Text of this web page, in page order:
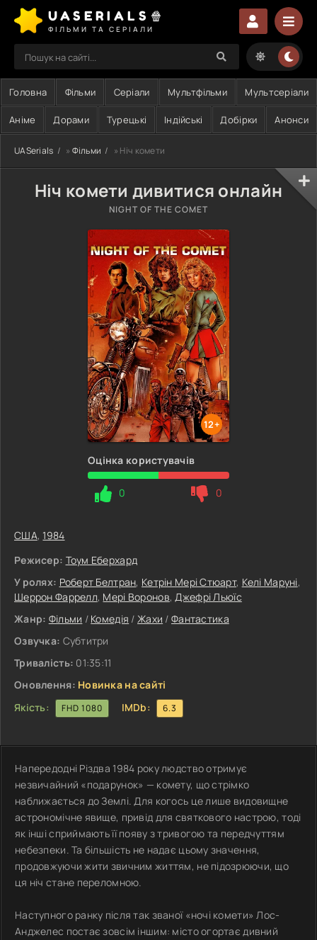
UASERIALS🍿
ФІЛЬМИ ТА СЕРІАЛИ
Головна Фільми Серіали Мультфільми Мультсеріали
Аніме Дорами Турецькі Індійські Добірки Анонси
UASerials » Фільми » Ніч комети
Ніч комети дивитися онлайн
NIGHT OF THE COMET
12+
Оцінка користувачів
0 0
США,1984
Режисер: Тоум Еберхард
У ролях: Роберт Белтран, Кетрін Мері Стюарт, Келі Маруні,
Шеррон Фаррелл, Мері Воронов,Джефрі Льюїс
Жанр: Фільми / Комедія /Жахи / Фантастика
Озвучка: Субтитри
Тривалість: 01:35:11
Оновлення: Новинка на сайті
Якість:
FHD 1080 IMDb: 6.3
Напередодні Різдва 1984 року людство отримує
незвичайний «подарунок» — комету, що стрімко
наближається до Землі. Для когось це лише видовищне
астрономічне явище, привід для святкового настрою, тоді
як інші сприймають її появу з тривогою та передчуттям
небезпеки. Та більшість не надає цьому значення,
продовжуючи жити звичним життям, не підозрюючи, що
ця ніч стане переломною.
Наступного ранку після так званої «ночі комети» Лос-
Анджелес постає зовсім іншим: місто огортає дивний